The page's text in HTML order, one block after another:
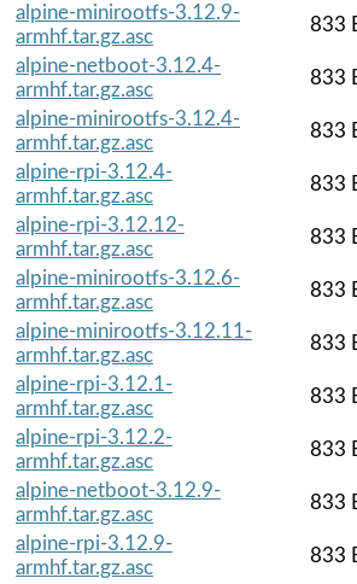
alpine-minirootfs-3.12.9-
armhf.tar.gz.asc
833
alpine-netboot-3.12.4-
armhf.tar.gz.asc
833
alpine-minirootfs-3.12.4-
armhf.tar.gz.asc
833
alpine-rpi-3.12.4-
armhf.tar.gz.asc
833
alpine-rpi-3.12.12-
armhf.tar.gz.asc
833
alpine-minirootfs-3.12.6-
armhf.tar.gz.asc
833
alpine-minirootfs-3.12.11-
armhf.tar.gz.asc
833
alpine-rpi-3.12.1-
armhf.tar.gz.asc
833
alpine-rpi-3.12.2-
armhf.tar.gz.asc
833
alpine-netboot-3.12.9-
armhf.tar.gz.asc
833
alpine-rpi-3.12.9-
armhf.tar.gz.asc
833